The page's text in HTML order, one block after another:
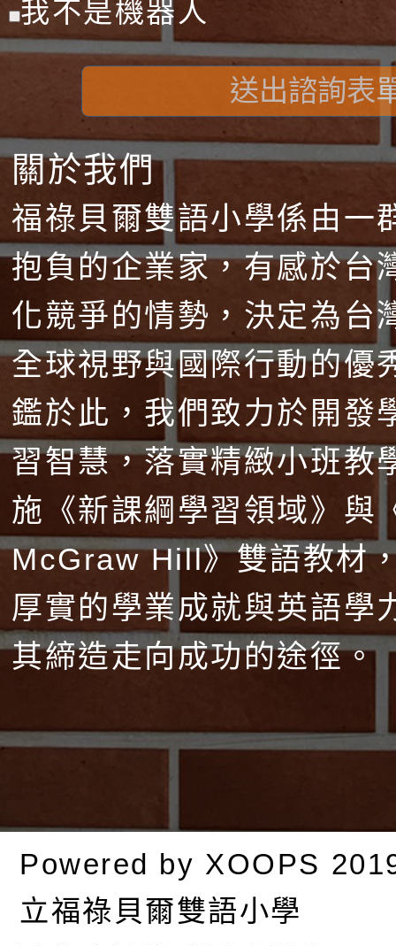
我不是機器人
送出諮詢表
關於我們
福祿貝爾雙語小學係由一
抱負的企業家，有感於台
化競爭的情勢，決定為台
全球視野與國際行動的優
鑑於此，我們致力於開發
習智慧，落實精緻小班教
施《新課綱學習領域》與
McGraw Hill》雙語教材
厚實的學業成就與英語學
其締造走向成功的途徑。
Powered by XOOPS
立福祿貝爾雙語小學